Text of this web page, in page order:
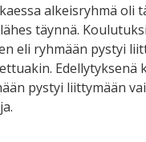
alkeisryhmä oli
täynnä.
eli ryhmään pystyi
Edellytyksenä
pystyi liittymään